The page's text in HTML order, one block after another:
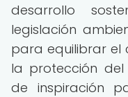
desarrollo
legislación
para equilibrar el
la protección del
de inspiración